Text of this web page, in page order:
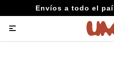
Envíos a todo el
